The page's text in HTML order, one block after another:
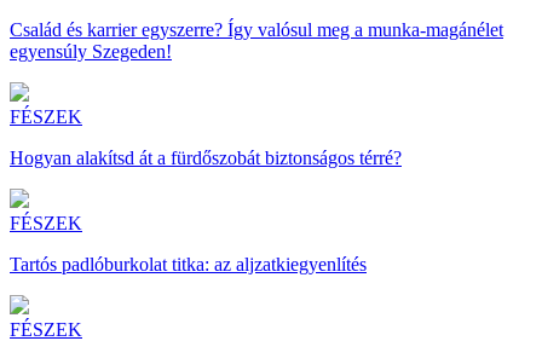
Család és karrier egyszerre? Így valósul meg a munka-magánélet
egyensúly Szegeden!
FÉSZEK
Hogyan alakítsd át a fürdőszobát biztonságos térré?
FÉSZEK
Tartós padlóburkolat titka: az aljzatkiegyenlítés
FÉSZEK